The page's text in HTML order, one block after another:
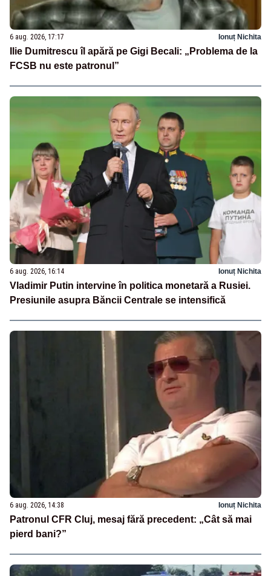
6 aug. 2026, 17:17 Ionuț Nichita
Ilie Dumitrescu îl apără pe Gigi Becali: „Problema de la
FCSB nu este patronul”
6 aug. 2026, 16:14 Ionuț Nichita
Vladimir Putin intervine în politica monetară a Rusiei.
Presiunile asupra Băncii Centrale se intensifică
6 aug. 2026, 14:38 Ionuț Nichita
Patronul CFR Cluj, mesaj fără precedent: „Cât să mai
pierd bani?”